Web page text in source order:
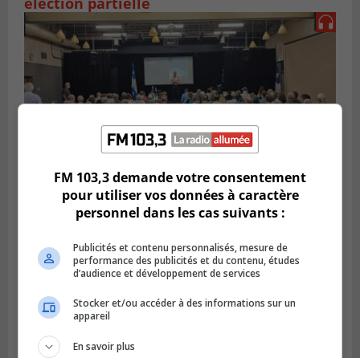
VIEUX-LONGUEUIL
Le Livre bleu rassemble 200 curieux à
Longueuil
FM 103,3 demande votre consentement
pour utiliser vos données à caractère
personnel dans les cas suivants :
Publicités et contenu personnalisés, mesure de
performance des publicités et du contenu, études
d’audience et développement de services
Stocker et/ou accéder à des informations sur un
appareil
En savoir plus